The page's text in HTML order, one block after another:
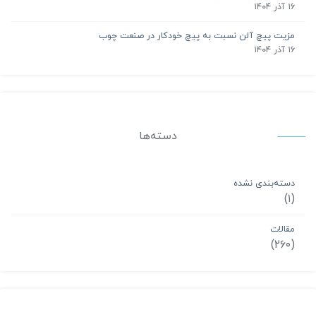
۱۶ آذر ۱۴۰۴
مزیت پیچ آلن نسبت به پیچ خودکار در صنعت چوب
۱۶ آذر ۱۴۰۴
دسته‌ها
دسته‌بندی نشده
(۱)
مقالات
(۲۶۰)